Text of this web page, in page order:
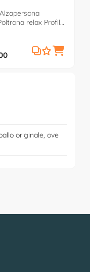
relax Profile
originale, ove